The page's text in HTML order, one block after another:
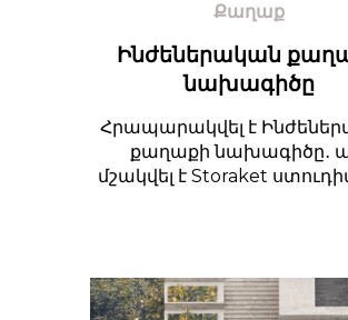
Քաղաք
Ինժեներական
նախագիծը
Հրապարակվել է
քաղաքի նախագիծը․
մշակվել է Storaket